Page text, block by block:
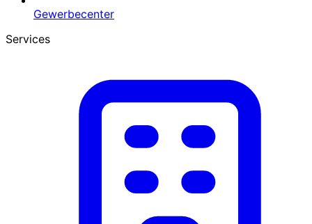
Gewerbecenter
Services